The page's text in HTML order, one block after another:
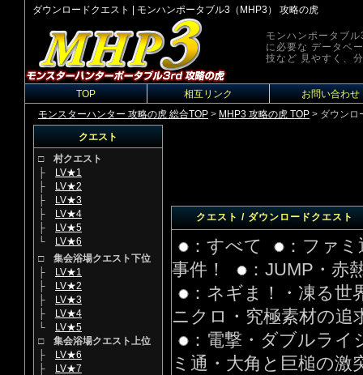
ダウンロードクエスト | モンハンポータブル3（MHP3） 攻略の虎
モンスターハンター 攻略の虎 総合TOP > MHP3 攻略の虎 TOP > ダウンロ
クエスト
□ 村クエスト
├
LV★1
├
LV★2
├
LV★3
├
LV★4
├
LV★5
└
LV★6
□ 集会浴場クエスト下位
├
LV★1
├
LV★2
├
LV★3
├
LV★4
└
LV★5
□ 集会浴場クエスト上位
├
LV★6
├
LV★7
クエスト / ダウンロードクエスト
：すべて
：ファ
事件！
：JUMP・赤
：ネギま！・凍る世
ニクロ・究極素材の追
：電撃・ダブルライ
ミ通・大角と巨槌の激
モンハンポータブ
に必要な データベ
技など 見やすく、
TOP 相互リンク お問い合わせ